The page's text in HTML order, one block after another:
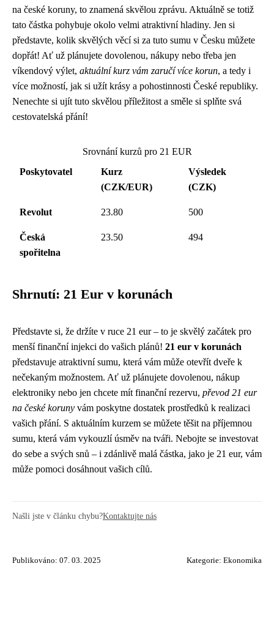
na české koruny, to znamená skvělou zprávu. Aktuálně se totiž
tato částka pohybuje okolo velmi atraktivní hladiny. Jen si
představte, kolik skvělých věcí si za tuto sumu v Česku můžete
dopřát! Ať už plánujete dovolenou, nákupy nebo třeba jen
víkendový výlet, aktuální kurz vám zaručí více korun, a tedy i
více možností, jak si užít krásy a pohostinnosti České republiky.
Nenechte si ujít tuto skvělou příležitost a směle si splňte svá
cestovatelská přání!
Srovnání kurzů pro 21 EUR
Poskytovatel
Kurz
(CZK/EUR)
Výsledek
(CZK)
Revolut 23.80 500
Česká
spořitelna
23.50 494
Shrnutí: 21 Eur v korunách
Představte si, že držíte v ruce 21 eur – to je skvělý začátek pro
menší finanční injekci do vašich plánů! 21 eur v korunách
představuje atraktivní sumu, která vám může otevřít dveře k
nečekaným možnostem. Ať už plánujete dovolenou, nákup
elektroniky nebo jen chcete mít finanční rezervu, převod 21 eur
na české koruny vám poskytne dostatek prostředků k realizaci
vašich přání. S aktuálním kurzem se můžete těšit na příjemnou
sumu, která vám vykouzlí úsměv na tváři. Nebojte se investovat
do sebe a svých snů – i zdánlivě malá částka, jako je 21 eur, vám
může pomoci dosáhnout vašich cílů.
Našli jste v článku chybu?Kontaktujte nás
Publikováno: 07. 03. 2025 Kategorie: Ekonomika